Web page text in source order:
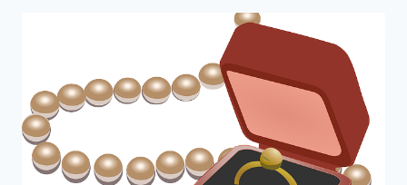
LA